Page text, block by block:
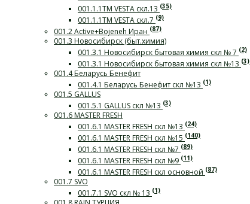
001.1.1ТМ VESTA скл.13 (35)
001.1.1ТМ VESTA скл.7 (9)
001.2 Active+Bojeneh Иран (87)
001.3 Новосибирск (быт.химия)
001.3.1 Новосибирск бытовая химия скл № 7 (2)
001.3.1 Новосибирск бытовая химия скл №13 (3)
001.4 Беларусь Бенефит
001.4.1 Беларусь Бенефит скл №13 (1)
001.5 GALLUS
001.5.1 GALLUS скл №13 (3)
001.6 MASTER FRESH
001.6.1 MASTER FRESH скл №13 (24)
001.6.1 MASTER FRESH скл №15 (140)
001.6.1 MASTER FRESH скл №7 (89)
001.6.1 MASTER FRESH скл №9 (11)
001.6.1 MASTER FRESH скл основной (87)
001.7 SVO
001.7.1 SVO скл № 13 (1)